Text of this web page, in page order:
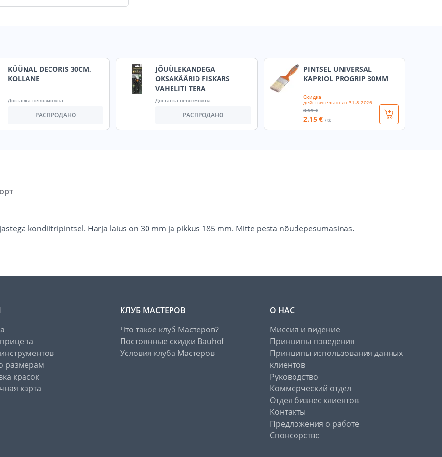
KÜÜNAL DECORIS 30CM,
KOLLANE
Доставка невозможна
РАСПРОДАНО
JÕUÜLEKANDEGA
OKSAKÄÄRID FISKARS
VAHELITI TERA
Доставка невозможна
РАСПРОДАНО
PINTSEL UNIVERSAL
KAPRIOL PROGRIP 30MM
Скидка
действительно до 31.8.2026
3.59 €
2.15 € / tk
kondiitripintsel. Harja laius on 30 mm ja pikkus 185 mm. Mitte pesta nõudepesumasinas.
размерам
красок
карта
КЛУБ МАСТЕРОВ
Что такое клуб Мастеров?
Постоянные скидки Bauhof
Условия клуба Мастеров
О НАС
Миссия и видение
Принципы поведения
Принципы использования данных
клиентов
Руководство
Коммерческий отдел
Отдел бизнес клиентов
Контакты
Предложения о работе
Спонсорство